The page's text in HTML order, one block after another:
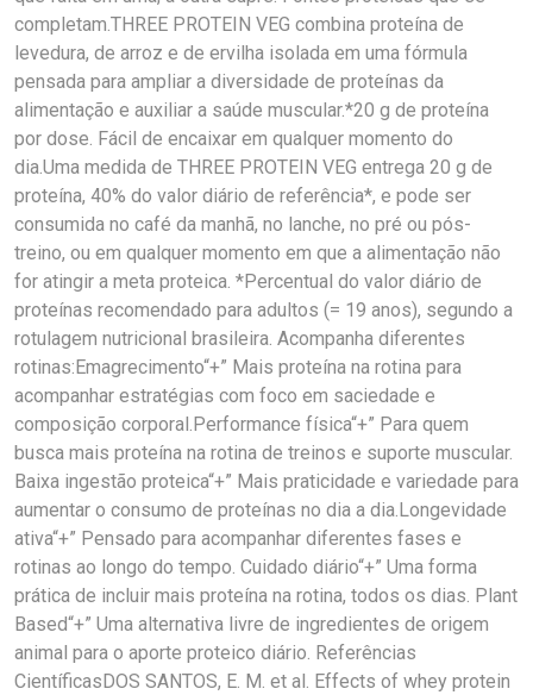
completam.THREE PROTEIN VEG combina proteína de
levedura, de arroz e de ervilha isolada em uma fórmula
pensada para ampliar a diversidade de proteínas da
alimentação e auxiliar a saúde muscular.*20 g de proteína
por dose. Fácil de encaixar em qualquer momento do
dia.Uma medida de THREE PROTEIN VEG entrega 20 g de
proteína, 40% do valor diário de referência*, e pode ser
consumida no café da manhã, no lanche, no pré ou pós-
treino, ou em qualquer momento em que a alimentação não
for atingir a meta proteica. *Percentual do valor diário de
proteínas recomendado para adultos (= 19 anos), segundo a
rotulagem nutricional brasileira. Acompanha diferentes
rotinas:Emagrecimento“+” Mais proteína na rotina para
acompanhar estratégias com foco em saciedade e
composição corporal.Performance física“+” Para quem
busca mais proteína na rotina de treinos e suporte muscular.
Baixa ingestão proteica“+” Mais praticidade e variedade para
aumentar o consumo de proteínas no dia a dia.Longevidade
ativa“+” Pensado para acompanhar diferentes fases e
rotinas ao longo do tempo. Cuidado diário“+” Uma forma
prática de incluir mais proteína na rotina, todos os dias. Plant
Based“+” Uma alternativa livre de ingredientes de origem
animal para o aporte proteico diário. Referências
CientíficasDOS SANTOS, E. M. et al. Effects of whey protein